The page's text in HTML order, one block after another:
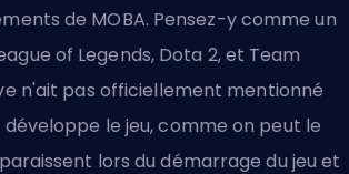
de MOBA. Pensez-y comme un
of Legends, Dota 2, et Team
n'ait pas officiellement mentionné
le jeu, comme on peut le
lors du démarrage du jeu et